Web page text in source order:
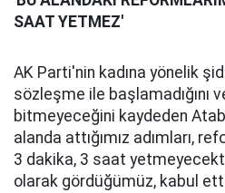
SAAT YETMEZ'
AK Parti'nin kadına yönelik
sözleşme ile başlamadığını
bitmeyeceğini kaydeden
alanda attığımız adımları,
3 dakika, 3 saat
olarak gördüğümüz, kabul